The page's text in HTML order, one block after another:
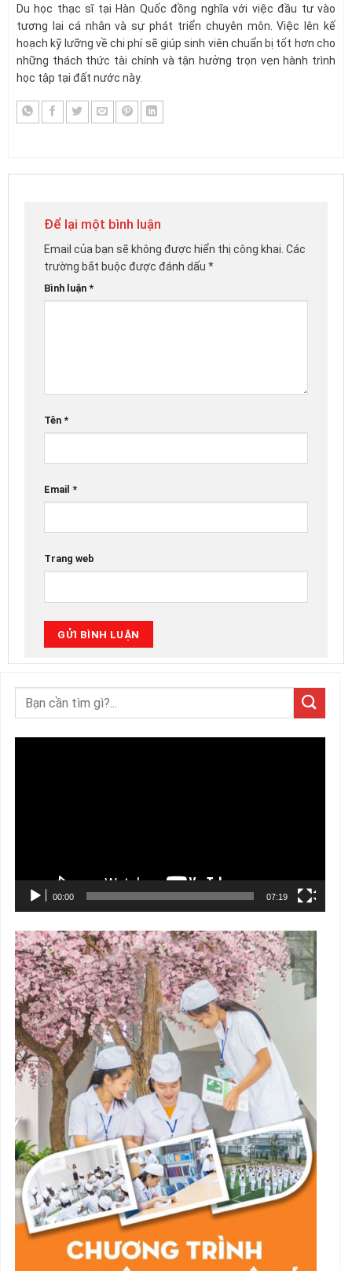
Du học thạc sĩ tại Hàn Quốc đồng nghĩa với việc đầu tư vào
tương lai cá nhân và sự phát triển chuyên môn. Việc lên kế
hoạch kỹ lưỡng về chi phí sẽ giúp sinh viên chuẩn bị tốt hơn cho
những thách thức tài chính và tận hưởng trọn vẹn hành trình
học tập tại đất nước này.
Để lại một bình luận
Email của bạn sẽ không được hiển thị công khai. Các
trường bắt buộc được đánh dấu *
Bình luận *
Tên *
Email *
Trang web
00:00 07:19